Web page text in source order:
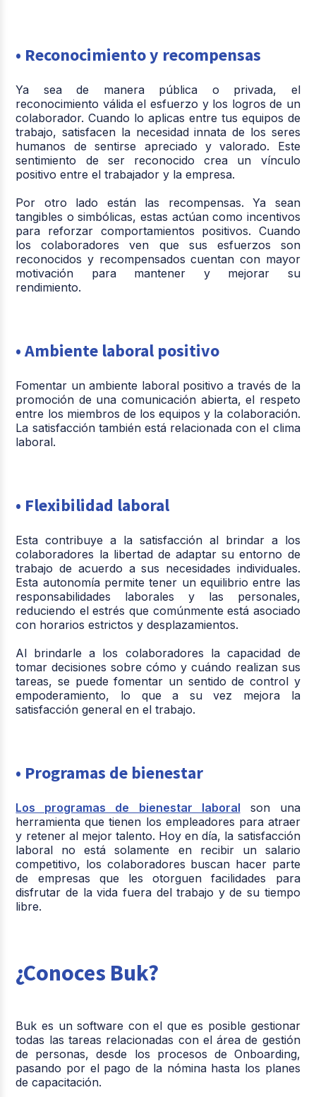
• Reconocimiento y recompensas
Ya sea de manera pública o privada, el
reconocimiento válida el esfuerzo y los logros de un
colaborador. Cuando lo aplicas entre tus equipos de
trabajo, satisfacen la necesidad innata de los seres
humanos de sentirse apreciado y valorado. Este
sentimiento de ser reconocido crea un vínculo
positivo entre el trabajador y la empresa.
Por otro lado están las recompensas. Ya sean
tangibles o simbólicas, estas actúan como incentivos
para reforzar comportamientos positivos. Cuando
los colaboradores ven que sus esfuerzos son
reconocidos y recompensados cuentan con mayor
motivación para mantener y mejorar su
rendimiento.
• Ambiente laboral positivo
Fomentar un ambiente laboral positivo a través de la
promoción de una comunicación abierta, el respeto
entre los miembros de los equipos y la colaboración.
La satisfacción también está relacionada con el clima
laboral.
• Flexibilidad laboral
Esta contribuye a la satisfacción al brindar a los
colaboradores la libertad de adaptar su entorno de
trabajo de acuerdo a sus necesidades individuales.
Esta autonomía permite tener un equilibrio entre las
responsabilidades laborales y las personales,
reduciendo el estrés que comúnmente está asociado
con horarios estrictos y desplazamientos.
Al brindarle a los colaboradores la capacidad de
tomar decisiones sobre cómo y cuándo realizan sus
tareas, se puede fomentar un sentido de control y
empoderamiento, lo que a su vez mejora la
satisfacción general en el trabajo.
• Programas de bienestar
Los programas de bienestar laboral son una
herramienta que tienen los empleadores para atraer
y retener al mejor talento. Hoy en día, la satisfacción
laboral no está solamente en recibir un salario
competitivo, los colaboradores buscan hacer parte
de empresas que les otorguen facilidades para
disfrutar de la vida fuera del trabajo y de su tiempo
libre.
¿Conoces Buk?
Buk es un software con el que es posible gestionar
todas las tareas relacionadas con el área de gestión
de personas, desde los procesos de Onboarding,
pasando por el pago de la nómina hasta los planes
de capacitación.